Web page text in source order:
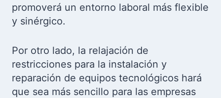
promoverá un entorno laboral más flexible
y sinérgico.
Por otro lado, la relajación de
restricciones para la instalación y
reparación de equipos tecnológicos hará
que sea más sencillo para las empresas